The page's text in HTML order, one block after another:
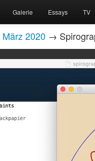
Galerie Essays TV
März 2020 →